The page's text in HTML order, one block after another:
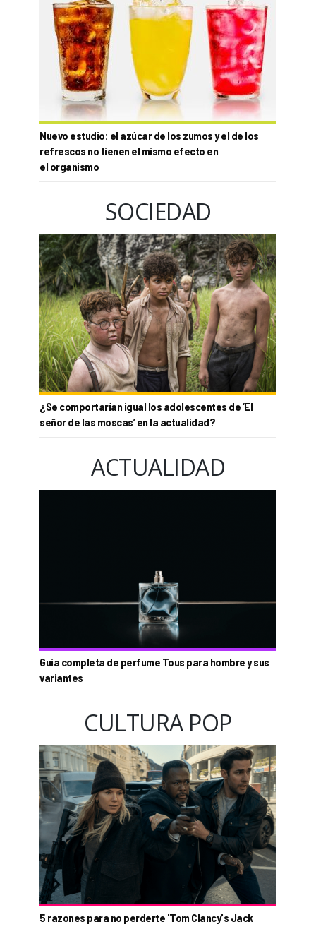
Nuevo estudio: el azúcar de los zumos y el de los
refrescos no tienen el mismo efecto en
el organismo
SOCIEDAD
¿Se comportarían igual los adolescentes de ‘El
señor de las moscas’ en la actualidad?
ACTUALIDAD
Guía completa de perfume Tous para hombre y sus
variantes
CULTURA POP
5 razones para no perderte 'Tom Clancy's Jack